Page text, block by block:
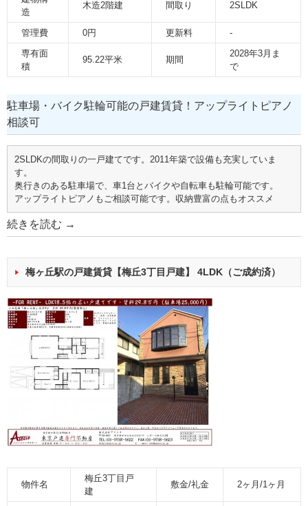
造
木造2階建 間取り 2SLDK
管理費 0円 更新料
-
専有面
積
95.22平米 期間
2028年3月ま
で
駐車場・バイク駐輪可能の戸建賃貸！アップライトピアノ
相談可
2SLDKの間取りの一戸建てです。2011年築で設備も充実していま
す。
奥行きのある駐車場で、車1台とバイクや自転車も駐輪可能です。
アップライトピアノもご相談可能です。収納豊富の点もオススメ
続きを読む →
梅ヶ丘駅の戸建賃貸【梅丘3丁目戸建】 4LDK（ご成約済）
物件名
梅丘3丁目戸
建
敷金/礼金 2ヶ月/1ヶ月